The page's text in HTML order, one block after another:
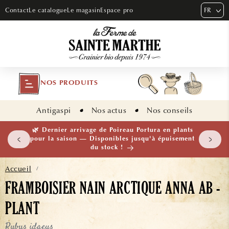
ET PASSER
ContactLe catalogueLe magasinEspace pro FR
NOS PRODUITS
Antigaspi Nos actus Nos conseils
🌱 NOUVEAUTÉ — Ail Rocambole AB · Lot de 10
bulbilles · En stock maintenant
Accueil /
FRAMBOISIER NAIN ARCTIQUE ANNA AB -
PLANT